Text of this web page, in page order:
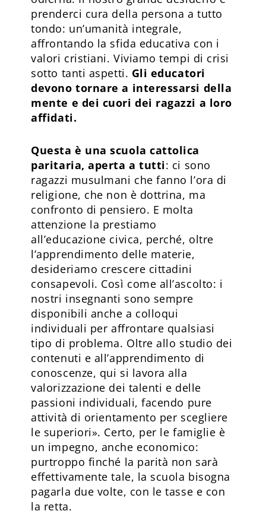
prenderci cura della persona a tutto
tondo: un’umanità integrale,
affrontando la sfida educativa con i
valori cristiani. Viviamo tempi di crisi
sotto tanti aspetti. Gli educatori
devono tornare a interessarsi della
mente e dei cuori dei ragazzi a loro
affidati.
Questa è una scuola cattolica
paritaria, aperta a tutti: ci sono
ragazzi musulmani che fanno l’ora di
religione, che non è dottrina, ma
confronto di pensiero. E molta
attenzione la prestiamo
all’educazione civica, perché, oltre
l’apprendimento delle materie,
desideriamo crescere cittadini
consapevoli. Così come all’ascolto: i
nostri insegnanti sono sempre
disponibili anche a colloqui
individuali per affrontare qualsiasi
tipo di problema. Oltre allo studio dei
contenuti e all’apprendimento di
conoscenze, qui si lavora alla
valorizzazione dei talenti e delle
passioni individuali, facendo pure
attività di orientamento per scegliere
le superiori». Certo, per le famiglie è
un impegno, anche economico:
purtroppo finché la parità non sarà
effettivamente tale, la scuola bisogna
pagarla due volte, con le tasse e con
la retta.